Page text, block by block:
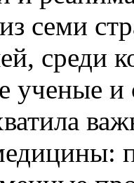
семи
среди
ученые